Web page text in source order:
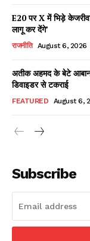
Facebook
Read
E20 पर X में भिड़े
लागू कर देंगे’
राजनीति August 6, 2026
अतीक अहमद के बेटे आबान
डिवाइडर से टकराई
FEATURED August 6,
Subscribe